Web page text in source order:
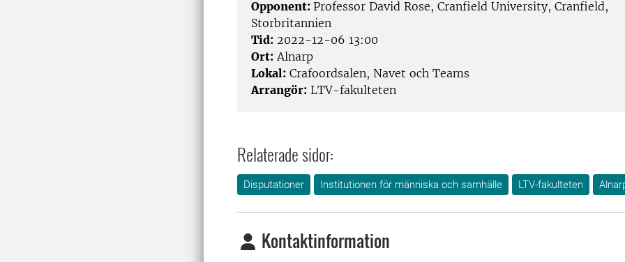
Opponent: Professor David Rose, Cranfield University, Cranfield,
Storbritannien
Tid: 2022-12-06 13:00
Ort: Alnarp
Lokal: Crafoordsalen, Navet och Teams
Arrangör: LTV-fakulteten
Relaterade sidor:
Disputationer Institutionen för människa och samhälle LTV-fakulteten
Kontaktinformation